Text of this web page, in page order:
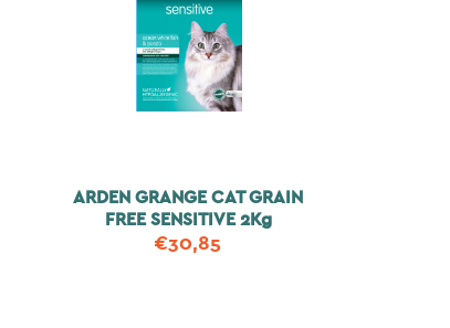
ARDEN GRANGE CAT GRAIN
FREE SENSITIVE 2Kg
€30,85